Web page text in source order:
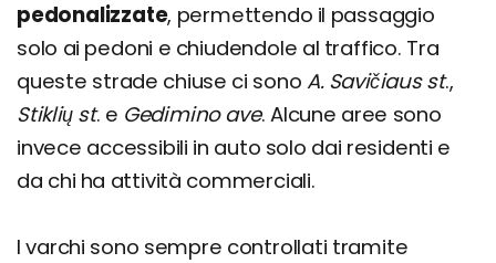
pedonalizzate, permettendo il passaggio
solo ai pedoni e chiudendole al traffico. Tra
queste strade chiuse ci sono A. Savičiaus st.,
Stiklių st. e Gedimino ave. Alcune aree sono
invece accessibili in auto solo dai residenti e
da chi ha attività commerciali.
I varchi sono sempre controllati tramite